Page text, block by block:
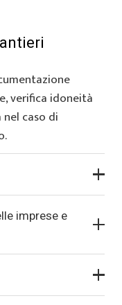
verifica idoneità
caso di
imprese e